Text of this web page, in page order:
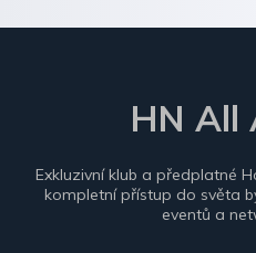
HN All
Exkluzivní klub a předplatné
kompletní přístup do světa
eventů a